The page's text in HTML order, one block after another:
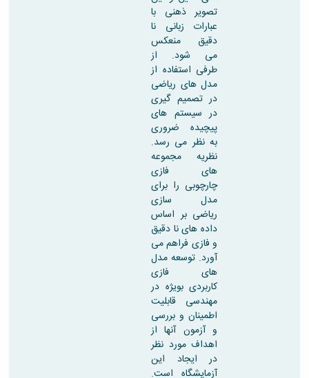
تصویر ذهنی با
عبارات زبانی نا
دقیق منعکس
می شود. از
طرفی استفاده از
مدل های ریاضی
در تصمیم گیری
در سیستم های
پیچیده ضروری
به نظر می رسد.
نظریه مجموعه
های فازی
چارچوبی را برای
مدل سازی
ریاضی بر اساس
داده های نا دقیق
و فازی فراهم می
آورد. توسعه مدل
های فازی
کاربردی بویژه در
مهندسی قابلیت
اطمینان و بررسی
و آزمون آنها از
اهداف مورد نظر
در ایجاد این
آزمایشگاه است.